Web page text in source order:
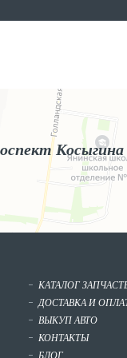
Косыгина
КАТАЛОГ
ДОСТАВКА И
ВЫКУП АВТО
КОНТАКТЫ
БЛОГ